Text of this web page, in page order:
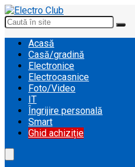
Acasă
Casă/gradină
Electronice
Electrocasnice
Foto/Video
IT
Îngrijire personală
Smart
Ghid achiziție